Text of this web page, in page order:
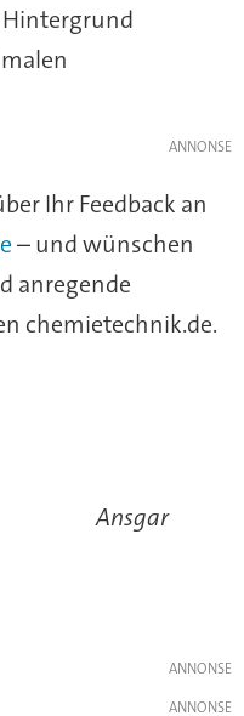
Ihr Feedback an
– und wünschen
anregende
chemietechnik.de.
Ansgar